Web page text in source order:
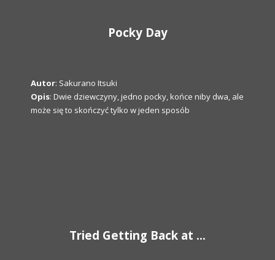
Pocky Day
Autor: Sakurano Itsuki
Opis: Dwie dziewczyny, jedno pocky, końce niby dwa, ale
może się to skończyć tylko w jeden sposób
Tried Getting Back at ...